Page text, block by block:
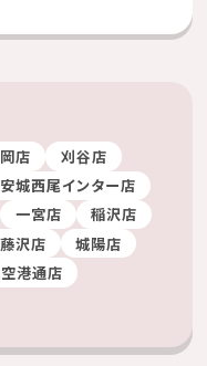
店
刈谷店
安城西尾インター店
一宮店
稲沢店
藤沢店
城陽店
港通店